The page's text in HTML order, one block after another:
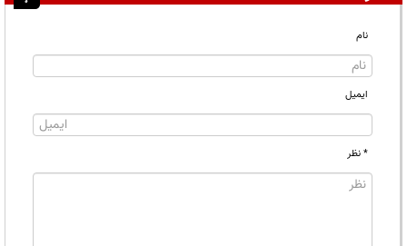
نام
ایمیل
* نظر